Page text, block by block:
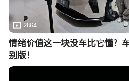
2864
情绪价值这一块没车比它懂？
别版！